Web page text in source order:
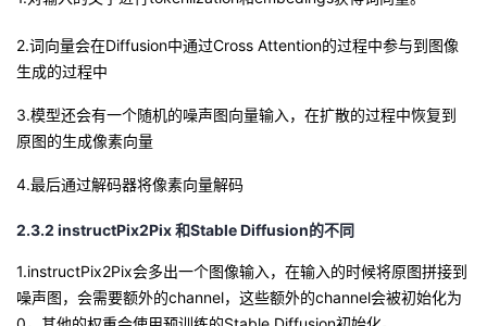
2.词向量会在Diffusion中通过Cross Attention的过程中参与到图像
生成的过程中
3.模型还会有一个随机的噪声图向量输入，在扩散的过程中恢复到
原图的生成像素向量
4.最后通过解码器将像素向量解码
2.3.2 instructPix2Pix和StableDiffusion的不同
1.instructPix2Pix会多出一个图像输入，在输入的时候将原图拼接到
噪声图，会需要额外的channel，这些额外的channel会被初始化为